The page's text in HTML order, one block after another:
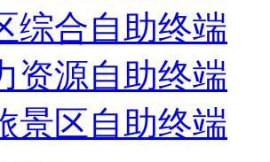
综合自助终端
资源自助终端
景区自助终端